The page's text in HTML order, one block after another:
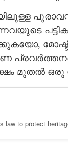
മുതല്‍ ഒരു
law to protect